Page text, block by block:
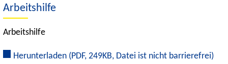
Arbeitshilfe
Arbeitshilfe
Herunterladen (PDF, 249KB, Datei ist nicht barrierefrei)